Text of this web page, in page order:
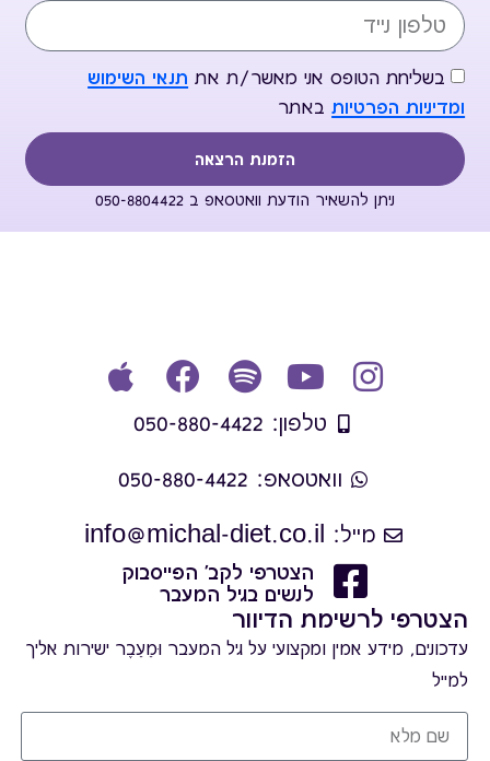
בשליחת הטופס אני מאשר/ת את תנאי השימוש
ומדיניות הפרטיותבאתר
הזמנת הרצאה
ניתן להשאיר הודעת וואטסאפ ב 050-8804422
טלפון: 050-880-4422
וואטסאפ: 050-880-4422
מייל: info@michal-diet.co.il
הצטרפי לקב' הפייסבוק
לנשים בגיל המעבר
הצטרפי לרשימת הדיוור
עדכונים, מידע אמין ומקצועי על גיל המעבר וּמֵעֵבֶר ישירות אליך
למייל